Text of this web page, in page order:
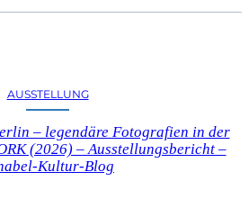
AUSSTELLUNG
– legendäre Fotografien in der
(2026) – Ausstellungsbericht –
Kultur-Blog